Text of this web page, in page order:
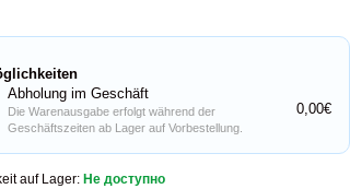
auf Lager: Не доступно
Abholung im Geschäft
Die Warenausgabe erfolgt während der
Geschäftszeiten ab Lager auf Vorbestellung.
0,00€